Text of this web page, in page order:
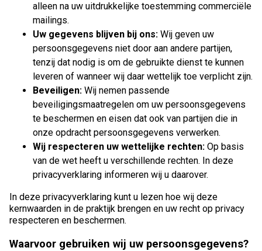
alleen na uw uitdrukkelijke toestemming commerciële
mailings.
Uw gegevens blijven bij ons: Wij geven uw
persoonsgegevens niet door aan andere partijen,
tenzij dat nodig is om de gebruikte dienst te kunnen
leveren of wanneer wij daar wettelijk toe verplicht zijn.
Beveiligen: Wij nemen passende
beveiligingsmaatregelen om uw persoonsgegevens
te beschermen en eisen dat ook van partijen die in
onze opdracht persoonsgegevens verwerken.
Wij respecteren uw wettelijke rechten: Op basis
van de wet heeft u verschillende rechten. In deze
privacyverklaring informeren wij u daarover.
In deze privacyverklaring kunt u lezen hoe wij deze
kernwaarden in de praktijk brengen en uw recht op privacy
respecteren en beschermen.
Waarvoor gebruiken wij uw persoonsgegevens?